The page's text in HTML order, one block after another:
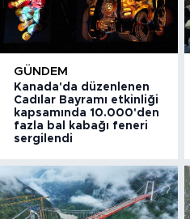
GÜNDEM
Kanada'da düzenlenen
Cadılar Bayramı etkinliği
kapsamında 10.000'den
fazla bal kabağı feneri
sergilendi